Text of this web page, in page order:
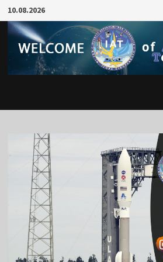
Skip
to
content
10.08.2026